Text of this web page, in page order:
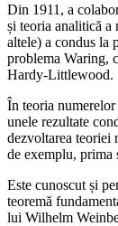
Din 1911, a
și teoria analitică a
altele) a condus la
problema Waring,
Hardy-Littlewood.
În teoria numerelor
unele rezultate
dezvoltarea teoriei
de exemplu,
Este cunoscut și
teoremă
lui Wilhelm